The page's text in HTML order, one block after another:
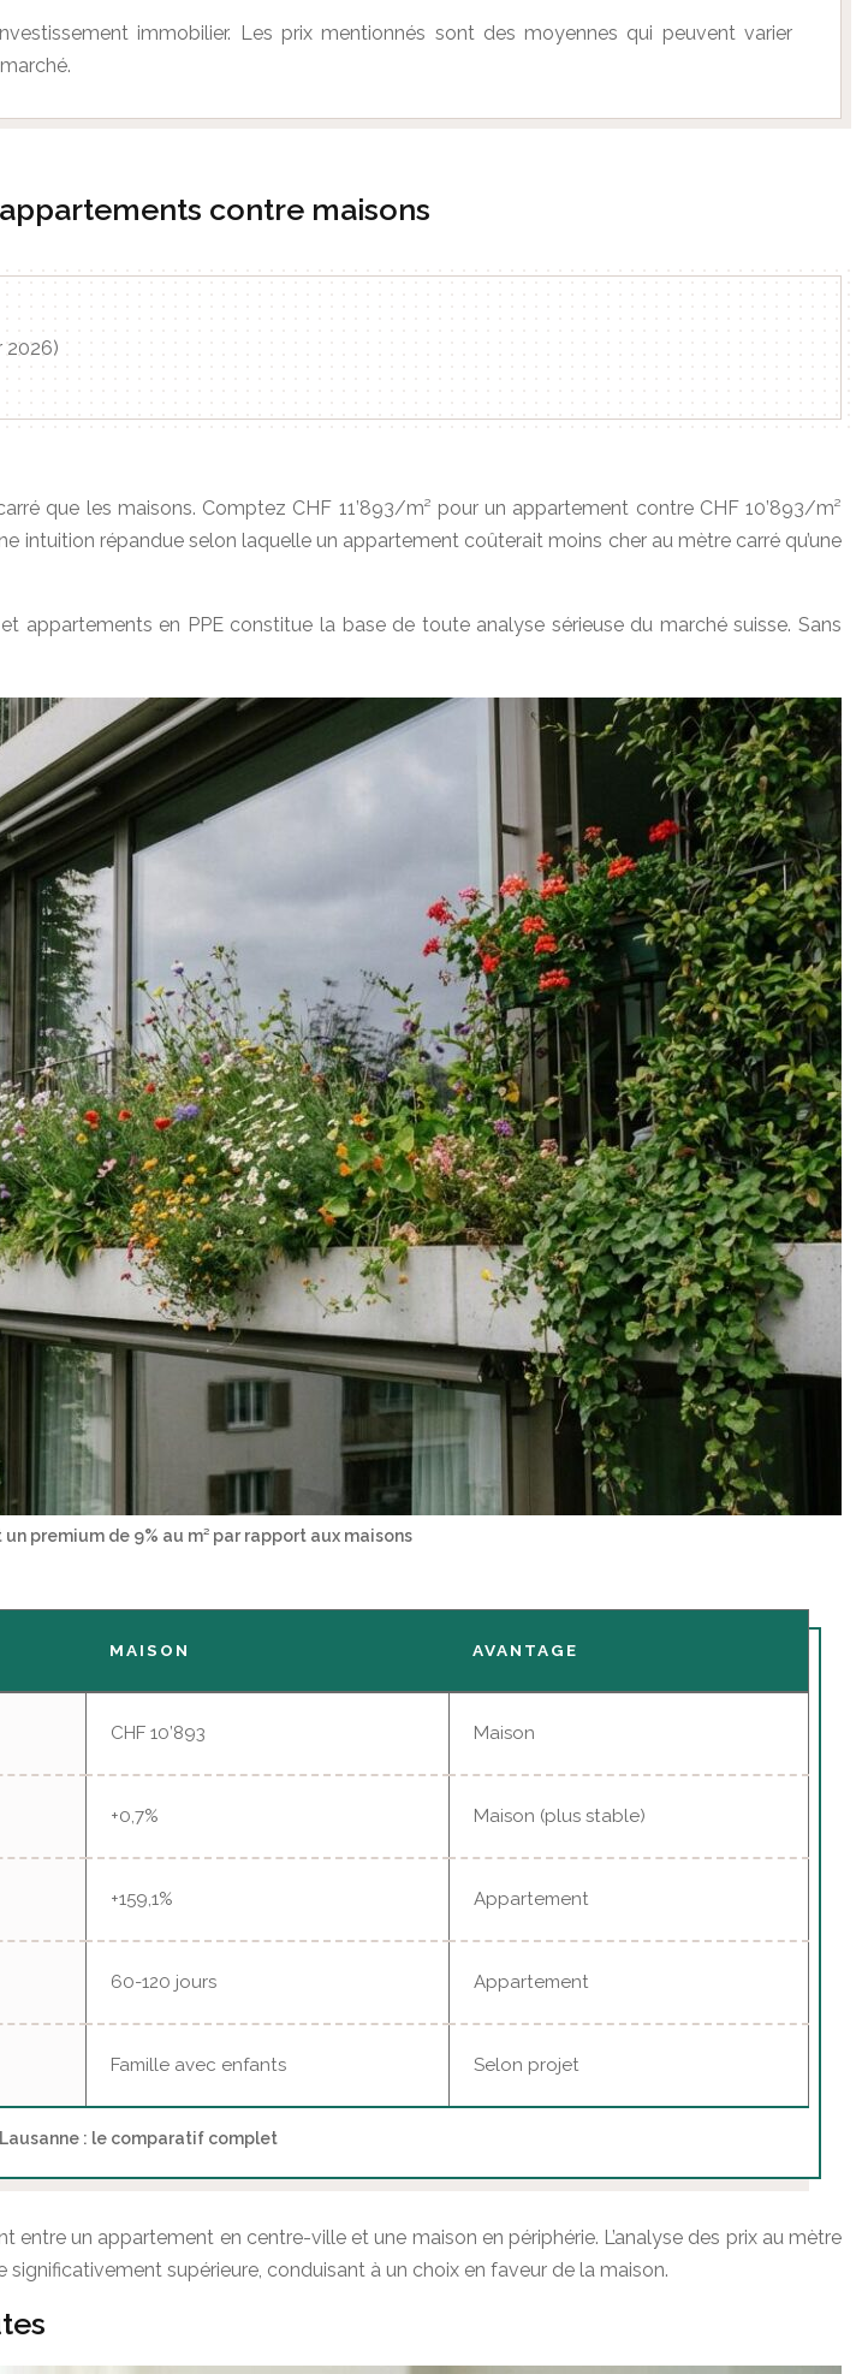
immobilier. Les prix mentionnés sont des moyennes qui peuvent varier
appartements contre maisons
2026)
que les maisons. Comptez CHF 11’893/m² pour un appartement contre CHF 10’893/m²
intuition répandue selon laquelle un appartement coûterait moins cher au mètre carré qu’une
appartements en PPE constitue la base de toute analyse sérieuse du marché suisse. Sans
premium de 9% au m² par rapport aux maisons
: le comparatif complet
MAISON AVANTAGE
CHF 10’893 Maison
+0,7% Maison (plus stable)
+159,1% Appartement
60-120 jours Appartement
Famille avec enfants Selon projet
un appartement en centre-ville et une maison en périphérie. L’analyse des prix au mètre
supérieure, conduisant à un choix en faveur de la maison.